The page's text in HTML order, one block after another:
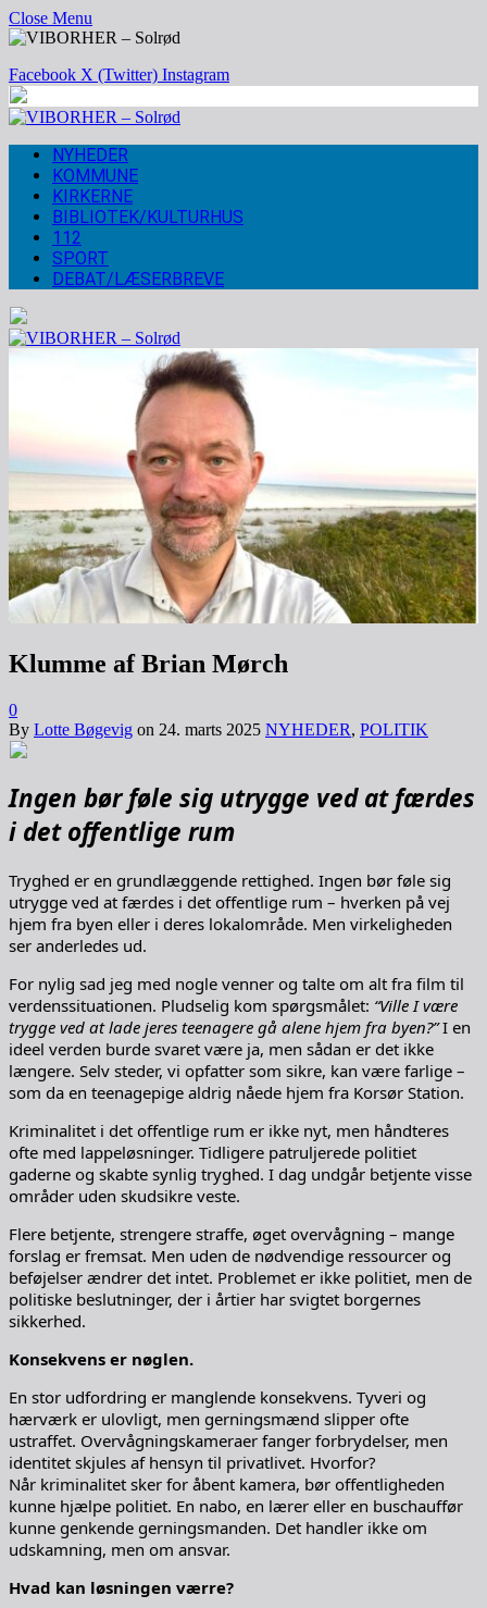
Close Menu
Facebook X (Twitter) Instagram
NYHEDER
KOMMUNE
KIRKERNE
BIBLIOTEK/KULTURHUS
112
SPORT
DEBAT/LÆSERBREVE
Klumme af Brian Mørch
0
By Lotte Bøgevig on 24. marts 2025 NYHEDER, POLITIK
Ingen bør føle sig utrygge ved at færdes
i det offentlige rum
Tryghed er en grundlæggende rettighed. Ingen bør føle sig
utrygge ved at færdes i det offentlige rum – hverken på vej
hjem fra byen eller i deres lokalområde. Men virkeligheden
ser anderledes ud.
For nylig sad jeg med nogle venner og talte om alt fra film til
verdenssituationen. Pludselig kom spørgsmålet: “Ville I være
trygge ved at lade jeres teenagere gå alene hjem fra byen?”I en
ideel verden burde svaret være ja, men sådan er det ikke
længere. Selv steder, vi opfatter som sikre, kan være farlige –
som da en teenagepige aldrig nåede hjem fra Korsør Station.
Kriminalitet i det offentlige rum er ikke nyt, men håndteres
ofte med lappeløsninger. Tidligere patruljerede politiet
gaderne og skabte synlig tryghed. I dag undgår betjente visse
områder uden skudsikre veste.
Flere betjente, strengere straffe, øget overvågning – mange
forslag er fremsat. Men uden de nødvendige ressourcer og
beføjelser ændrer det intet. Problemet er ikke politiet, men de
politiske beslutninger, der i årtier har svigtet borgernes
sikkerhed.
Konsekvens er nøglen.
En stor udfordring er manglende konsekvens. Tyveri og
hærværk er ulovligt, men gerningsmænd slipper ofte
ustraffet. Overvågningskameraer fanger forbrydelser, men
identitet skjules af hensyn til privatlivet. Hvorfor?
Når kriminalitet sker for åbent kamera, bør offentligheden
kunne hjælpe politiet. En nabo, en lærer eller en buschauffør
kunne genkende gerningsmanden. Det handler ikke om
udskamning, men om ansvar.
Hvad kan løsningen værre?